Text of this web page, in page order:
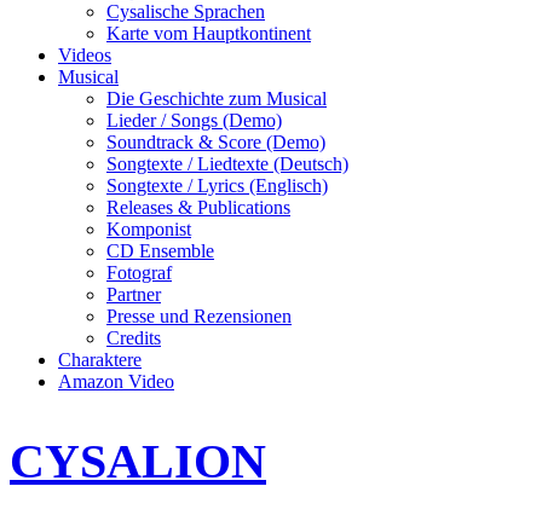
Cysalische Sprachen
Karte vom Hauptkontinent
Videos
Musical
Die Geschichte zum Musical
Lieder / Songs (Demo)
Soundtrack & Score (Demo)
Songtexte / Liedtexte (Deutsch)
Songtexte / Lyrics (Englisch)
Releases & Publications
Komponist
CD Ensemble
Fotograf
Partner
Presse und Rezensionen
Credits
Charaktere
Amazon Video
CYSALION